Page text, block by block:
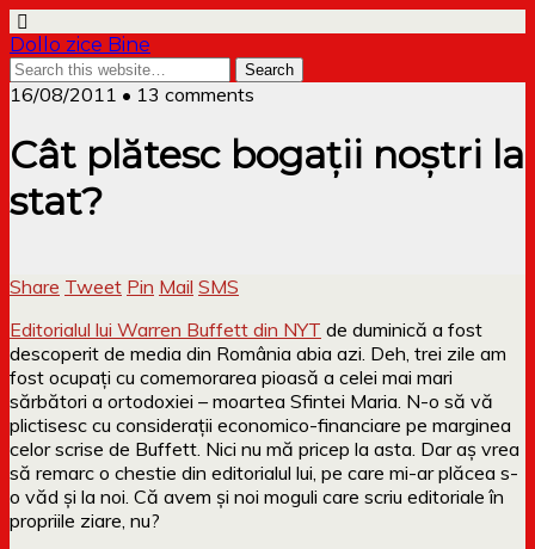
Dollo zice Bine
16/08/2011 • 13 comments
Cât plătesc bogații noștri la
stat?
Share Tweet Pin Mail SMS
Editorialul lui Warren Buffett din NYT de duminică a fost
descoperit de media din România abia azi. Deh, trei zile am
fost ocupați cu comemorarea pioasă a celei mai mari
sărbători a ortodoxiei – moartea Sfintei Maria. N-o să vă
plictisesc cu considerații economico-financiare pe marginea
celor scrise de Buffett. Nici nu mă pricep la asta. Dar aș vrea
să remarc o chestie din editorialul lui, pe care mi-ar plăcea s-
o văd și la noi. Că avem și noi moguli care scriu editoriale în
propriile ziare, nu?